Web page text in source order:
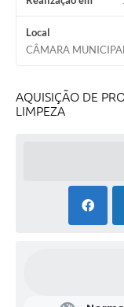
Local
CÂMARA
AQUISIÇÃO DE
LIMPEZA